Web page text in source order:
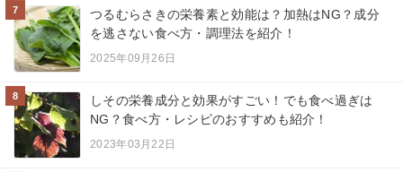
7
つるむらさきの栄養素と効能は？加熱はNG？成分
を逃さない食べ方・調理法を紹介！
2025年09月26日
8
しその栄養成分と効果がすごい！でも食べ過ぎは
NG？食べ方・レシピのおすすめも紹介！
2023年03月22日